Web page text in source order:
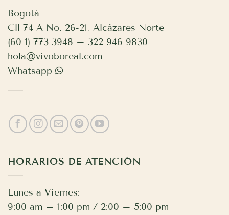
Bogotá
Cll 74 A No. 26-21, Alcázares Norte
(60 1) 773 3948 – 322 946 9830
hola@vivoboreal.com
Whatsapp
HORARIOS DE ATENCIÓN
Lunes a Viernes:
9:00 am – 1:00 pm / 2:00 – 5:00 pm